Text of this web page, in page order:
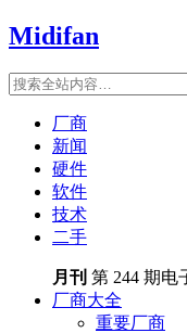
Midifan
厂商
新闻
硬件
软件
技术
二手
月刊 第 244 期电
厂商大全
重要厂商